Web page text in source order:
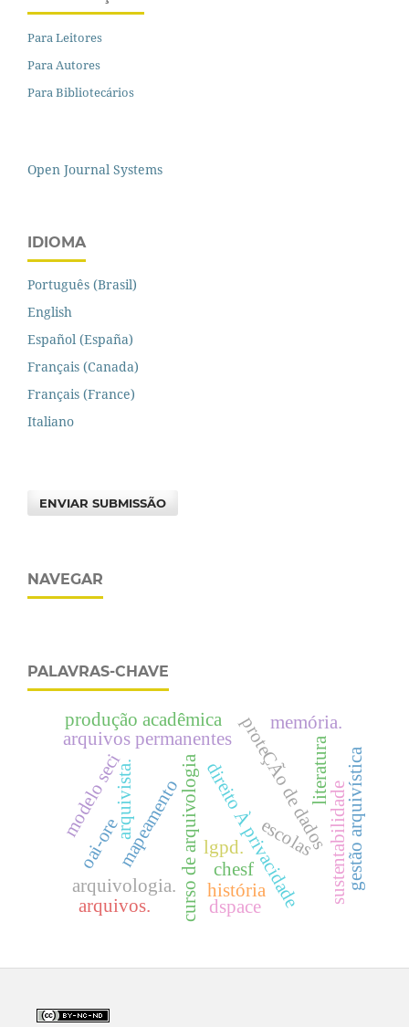
Para Leitores
Para Autores
Para Bibliotecários
Open Journal Systems
IDIOMA
Português (Brasil)
English
Español (España)
Français (Canada)
Français (France)
Italiano
ENVIAR SUBMISSÃO
NAVEGAR
PALAVRAS-CHAVE
curso de arquivologia
arquivos permanentes proteÇÃo de dados
direito À privacidade
lgpd.
produção acadêmica
mapeamento
literatura
arquivista.
arquivologia.
memória.
escolas sustentabilidade
modelo seci
arquivos.
chesf
história gestão arquivística
dspace
oai-ore